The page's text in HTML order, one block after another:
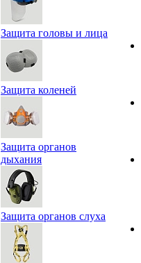
Защита головы и лица
Защита коленей
Защита органов
дыхания
Защита органов слуха